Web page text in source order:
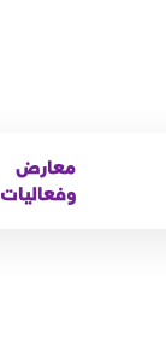
معارض
وفعاليات